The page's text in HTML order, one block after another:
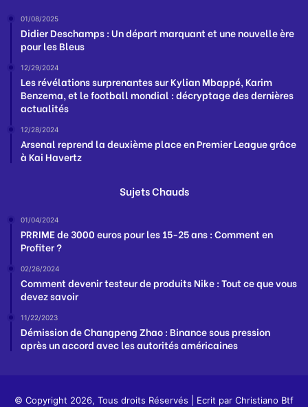
01/08/2025
Didier Deschamps : Un départ marquant et une nouvelle ère
pour les Bleus
12/29/2024
Les révélations surprenantes sur Kylian Mbappé, Karim
Benzema, et le football mondial : décryptage des dernières
actualités
12/28/2024
Arsenal reprend la deuxième place en Premier League grâce
à Kai Havertz
Sujets Chauds
01/04/2024
PRRIME de 3000 euros pour les 15-25 ans : Comment en
Profiter ?
02/26/2024
Comment devenir testeur de produits Nike : Tout ce que vous
devez savoir
11/22/2023
Démission de Changpeng Zhao : Binance sous pression
après un accord avec les autorités américaines
© Copyright 2026, Tous droits Réservés | Ecrit par Christiano Btf